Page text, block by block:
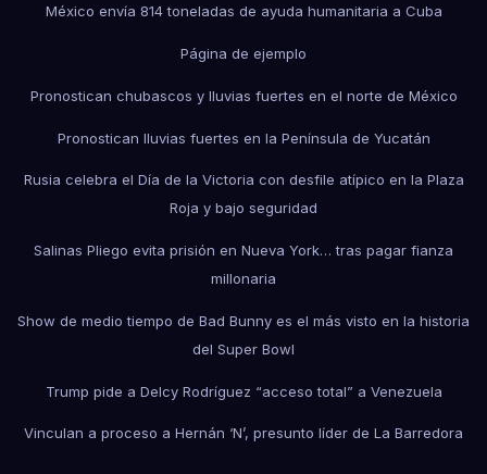
México envía 814 toneladas de ayuda humanitaria a Cuba
Página de ejemplo
Pronostican chubascos y lluvias fuertes en el norte de México
Pronostican lluvias fuertes en la Península de Yucatán
Rusia celebra el Día de la Victoria con desfile atípico en la Plaza
Roja y bajo seguridad
Salinas Pliego evita prisión en Nueva York… tras pagar fianza
millonaria
Show de medio tiempo de Bad Bunny es el más visto en la historia
del Super Bowl
Trump pide a Delcy Rodríguez “acceso total” a Venezuela
Vinculan a proceso a Hernán ‘N’, presunto líder de La Barredora